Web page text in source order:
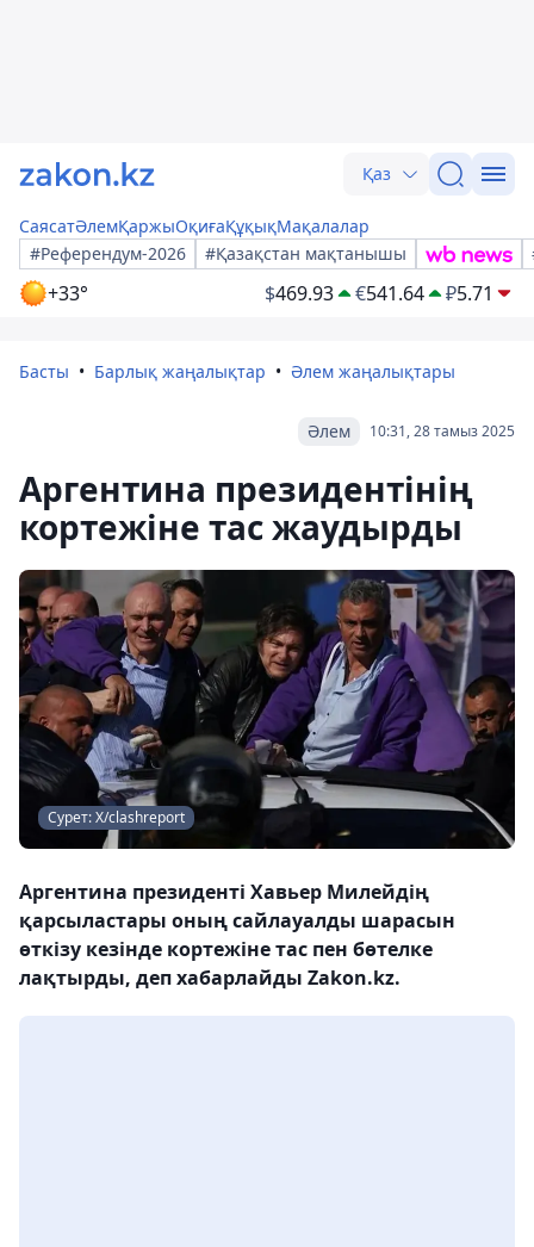
Қаз
СаясатӘлемҚаржыОқиғаҚұқықМақалалар
#Референдум-2026
#Қазақстан мақтанышы
+33° $469.93 €541.64 ₽5.71
Басты Барлық жаңалықтар Әлем жаңалықтары
10:31, 28 тамыз 2025
Әлем
Аргентина президентінің
кортежіне тас жаудырды
Сурет: Х/clashreport
Аргентина президенті Хавьер Милейдің
қарсыластары оның сайлауалды шарасын
өткізу кезінде кортежіне тас пен бөтелке
лақтырды, деп хабарлайды Zakon.kz.